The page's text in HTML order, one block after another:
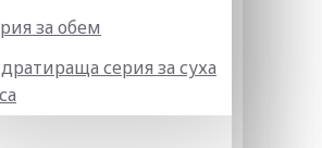
за обем
серия за суха